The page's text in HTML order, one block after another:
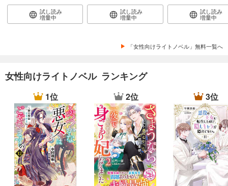
試し読み
増量中
試し読み
増量中
試し読み
増量中
「女性向けライトノベル」無料一覧へ
女性向けライトノベル ランキング
1位 2位 3位